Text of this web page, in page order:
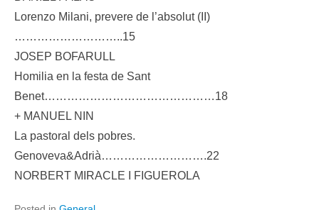
Lorenzo Milani, prevere de l’absolut (II)
………………………..15
JOSEP BOFARULL
Homilia en la festa de Sant
Benet………………………………………18
+ MANUEL NIN
La pastoral dels pobres.
Genoveva&Adrià……………………….22
NORBERT MIRACLE I FIGUEROLA